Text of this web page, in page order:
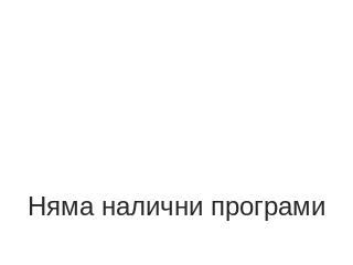
Няма налични програми